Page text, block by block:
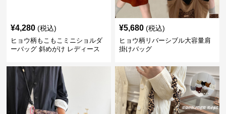
¥4,280 (税込)
ヒョウ柄もこもこミニショルダ
ーバッグ 斜めがけ レディース
¥5,680 (税込)
ヒョウ柄リバーシブル大容量肩
掛けバッグ